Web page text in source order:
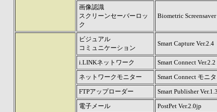
画像認識
スクリーンセーバーロッ
ク
Biometric
ビジュアル
コミュニケーション
Smart Capture Ver.2.4
i.LINKネットワーク
Smart Connect Ver.2.2
ネットワークモニター
Smart Connect モニ
FTPアップローダー
Smart Publisher
電子メール
PostPet Ver.2.0jp